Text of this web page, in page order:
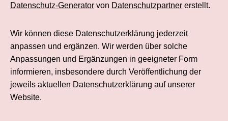
Datenschutz-Generator von Datenschutzpartner erstellt.
Wir können diese Datenschutzerklärung jederzeit
anpassen und ergänzen. Wir werden über solche
Anpassungen und Ergänzungen in geeigneter Form
informieren, insbesondere durch Veröffentlichung der
jeweils aktuellen Datenschutzerklärung auf unserer
Website.